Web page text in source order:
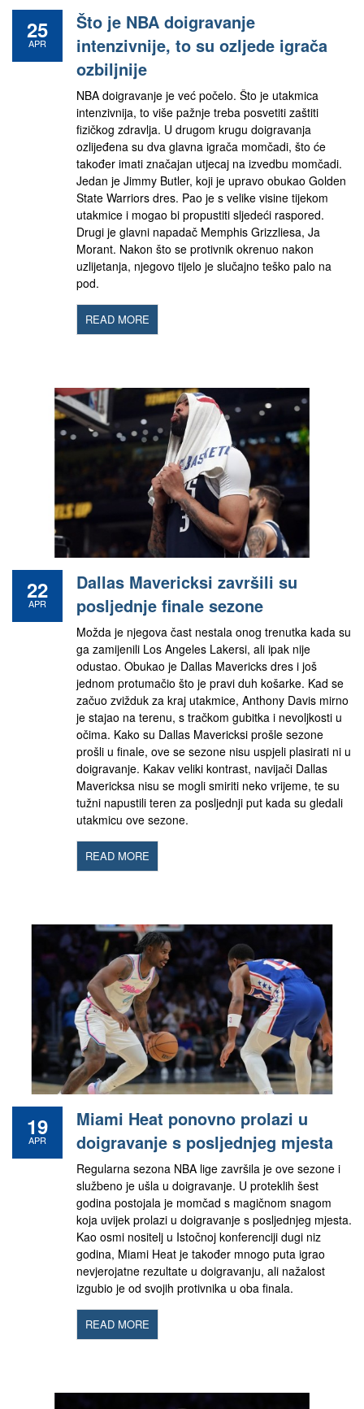
25
APR
Što je NBA doigravanje
intenzivnije, to su ozljede igrača
ozbiljnije
NBA doigravanje je već počelo. Što je utakmica
intenzivnija, to više pažnje treba posvetiti zaštiti
fizičkog zdravlja. U drugom krugu doigravanja
ozlijeđena su dva glavna igrača momčadi, što će
također imati značajan utjecaj na izvedbu momčadi.
Jedan je Jimmy Butler, koji je upravo obukao Golden
State Warriors dres. Pao je s velike visine tijekom
utakmice i mogao bi propustiti sljedeći raspored.
Drugi je glavni napadač Memphis Grizzliesa, Ja
Morant. Nakon što se protivnik okrenuo nakon
uzlijetanja, njegovo tijelo je slučajno teško palo na
pod.
READ MORE
22
APR
Dallas Mavericksi završili su
posljednje finale sezone
Možda je njegova čast nestala onog trenutka kada su
ga zamijenili Los Angeles Lakersi, ali ipak nije
odustao. Obukao je Dallas Mavericks dres i još
jednom protumačio što je pravi duh košarke. Kad se
začuo zvižduk za kraj utakmice, Anthony Davis mirno
je stajao na terenu, s tračkom gubitka i nevoljkosti u
očima. Kako su Dallas Mavericksi prošle sezone
prošli u finale, ove se sezone nisu uspjeli plasirati ni u
doigravanje. Kakav veliki kontrast, navijači Dallas
Mavericksa nisu se mogli smiriti neko vrijeme, te su
tužni napustili teren za posljednji put kada su gledali
utakmicu ove sezone.
READ MORE
19
APR
Miami Heat ponovno prolazi u
doigravanje s posljednjeg mjesta
Regularna sezona NBA lige završila je ove sezone i
službeno je ušla u doigravanje. U proteklih šest
godina postojala je momčad s magičnom snagom
koja uvijek prolazi u doigravanje s posljednjeg mjesta.
Kao osmi nositelj u Istočnoj konferenciji dugi niz
godina, Miami Heat je također mnogo puta igrao
nevjerojatne rezultate u doigravanju, ali nažalost
izgubio je od svojih protivnika u oba finala.
READ MORE